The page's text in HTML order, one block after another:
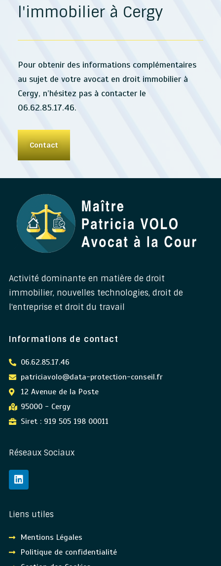
l'immobilier à Cergy
Pour obtenir des informations complémentaires
au sujet de votre avocat en droit immobilier à
Cergy, n’hésitez pas à contacter le
06.62.85.17.46.
Contact
Activité dominante en matière de droit
immobilier, nouvelles technologies, droit de
l'entreprise et droit du travail
Informations de contact
06.62.85.17.46
patriciavolo@data-protection-conseil.fr
12 Avenue de la Poste
95000 - Cergy
Siret : 919 505 198 00011
Réseaux Sociaux
Liens utiles
Mentions Légales
Politique de confidentialité